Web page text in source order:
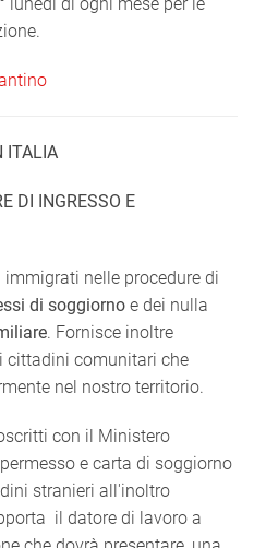
ITALIA
DI INGRESSO E
nelle procedure di
di soggiorno e dei nulla
. Fornisce inoltre
cittadini comunitari che
nel nostro territorio.
con il Ministero
e carta di soggiorno
stranieri all'inoltro
il datore di lavoro a